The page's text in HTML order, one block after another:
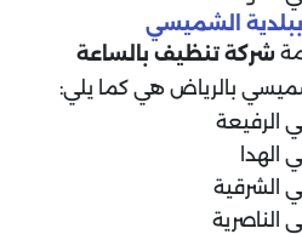
الشميسي
شركة تنظيف بالساعة
بالرياض هي كما يلي:
الرفيعة
الهدا
الشرقية
الناصرية